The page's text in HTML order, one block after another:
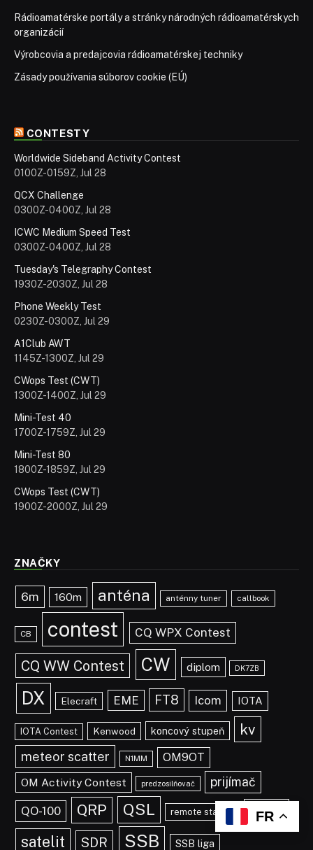
Rádioamatérske portály a stránky národných rádioamatérskych
organizácií
Výrobcovia a predajcovia rádioamatérskej techniky
Zásady používania súborov cookie (EÚ)
CONTESTY
Worldwide Sideband Activity Contest
0100Z-0159Z, Jul 28
QCX Challenge
0300Z-0400Z, Jul 28
ICWC Medium Speed Test
0300Z-0400Z, Jul 28
Tuesday's Telegraphy Contest
1930Z-2030Z, Jul 28
Phone Weekly Test
0230Z-0300Z, Jul 29
A1Club AWT
1145Z-1300Z, Jul 29
CWops Test (CWT)
1300Z-1400Z, Jul 29
Mini-Test 40
1700Z-1759Z, Jul 29
Mini-Test 80
1800Z-1859Z, Jul 29
CWops Test (CWT)
1900Z-2000Z, Jul 29
ZNAČKY
6m 160m anténa anténny tuner callbook
CB contest CQ WPX Contest
CQ WW Contest CW diplom DK7ZB
DX Elecraft EME FT8 Icom IOTA
IOTA Contest Kenwood koncový stupeň kv
meteor scatter N1MM
OM9OT
OM Activity Contest
predzosilňovač prijímač
QO-100 QRP QSL remote station RTTY
satelit SDR SSB SSB liga
FR